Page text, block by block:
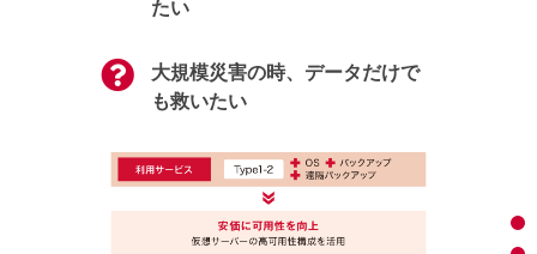
たい
大規模災害の時、データだけで
も救いたい